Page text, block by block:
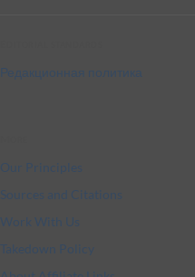
Редакционная политика
Our Principles
Sources and Citations
Work With Us
Takedown Policy